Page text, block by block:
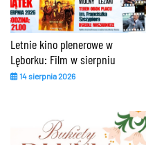
Letnie kino plenerowe w
Lęborku: Film w sierpniu
14 sierpnia 2026